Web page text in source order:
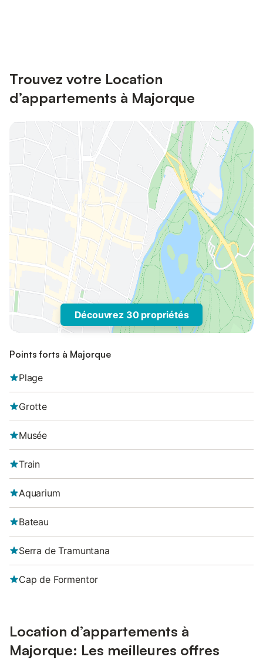
Trouvez votre Location
d’appartements à Majorque
Découvrez 30 propriétés
Points forts à Majorque
Plage
Grotte
Musée
Train
Aquarium
Bateau
Serra de Tramuntana
Cap de Formentor
Location d’appartements à
Majorque: Les meilleures offres